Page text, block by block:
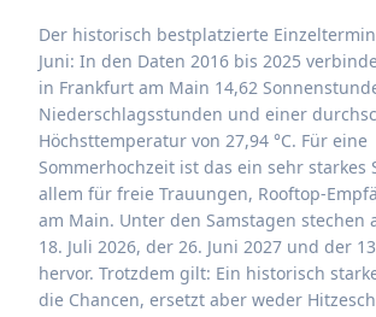
Der historisch bestplatzierte
Juni: In den Daten 2016 bis 2025
in Frankfurt am Main 14,62
Niederschlagsstunden und einer
Höchsttemperatur von 27,94 °C. Für eine
Sommerhochzeit ist das ein sehr starkes
allem für freie Trauungen, Rooftop-
am Main. Unter den Samstagen stechen
18. Juli 2026, der 26. Juni 2027 und der
hervor. Trotzdem gilt: Ein historisch
die Chancen, ersetzt aber weder